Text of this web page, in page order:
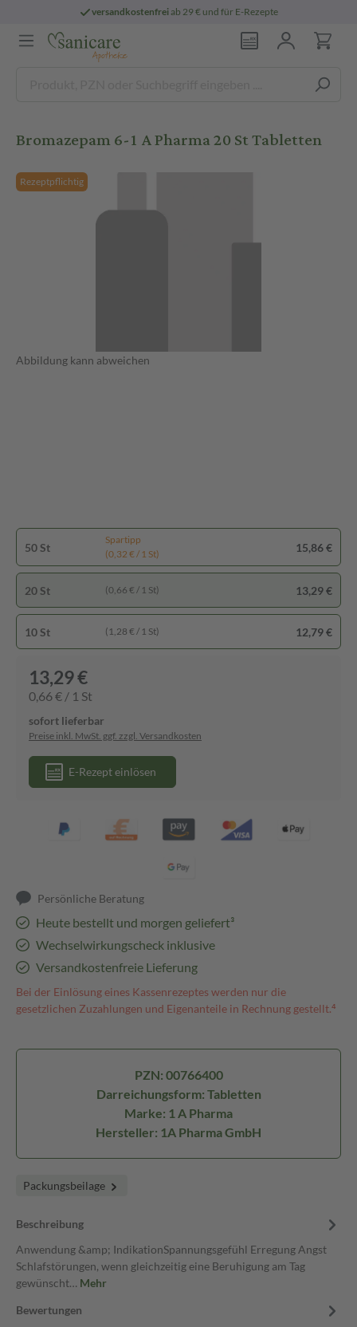
versandkostenfreiab 29 € und für E-Rezepte
Bromazepam 6-1 A Pharma 20 St Tabletten
Rezeptpflichtig
Abbildung kann abweichen
50 St
Spartipp
(0,32 € / 1 St)
15,86 €
20 St (0,66 € / 1 St) 13,29 €
10 St (1,28 € / 1 St) 12,79 €
13,29 €
0,66 € / 1 St
sofort lieferbar
Preise inkl. MwSt. ggf. zzgl. Versandkosten
E-Rezept einlösen
Persönliche Beratung
Heute bestellt und morgen geliefert³
Wechselwirkungscheck inklusive
Versandkostenfreie Lieferung
Bei der Einlösung eines Kassenrezeptes werden nur die
gesetzlichen Zuzahlungen und Eigenanteile in Rechnung gestellt.⁴
PZN: 00766400
Darreichungsform: Tabletten
Marke: 1 A Pharma
Hersteller: 1A Pharma GmbH
Packungsbeilage
Beschreibung
Anwendung &amp; IndikationSpannungsgefühl Erregung Angst
Schlafstörungen, wenn gleichzeitig eine Beruhigung am Tag
gewünscht… Mehr
Bewertungen